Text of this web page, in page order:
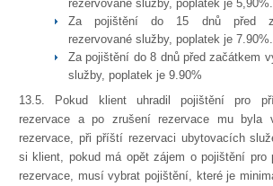
rezervované služby, poplatek je 5,90%.
Za pojištění do 15 dnů před
rezervované služby, poplatek je 7.90%.
Za pojištění do 8 dnů před začátkem
služby, poplatek je 9.90%
13.5. Pokud klient uhradil pojištění pro
rezervace a po zrušení rezervace mu byla
rezervace, při příští rezervaci ubytovacích
si klient, pokud má opět zájem o pojištění pro
rezervace, musí vybrat pojištění, které je